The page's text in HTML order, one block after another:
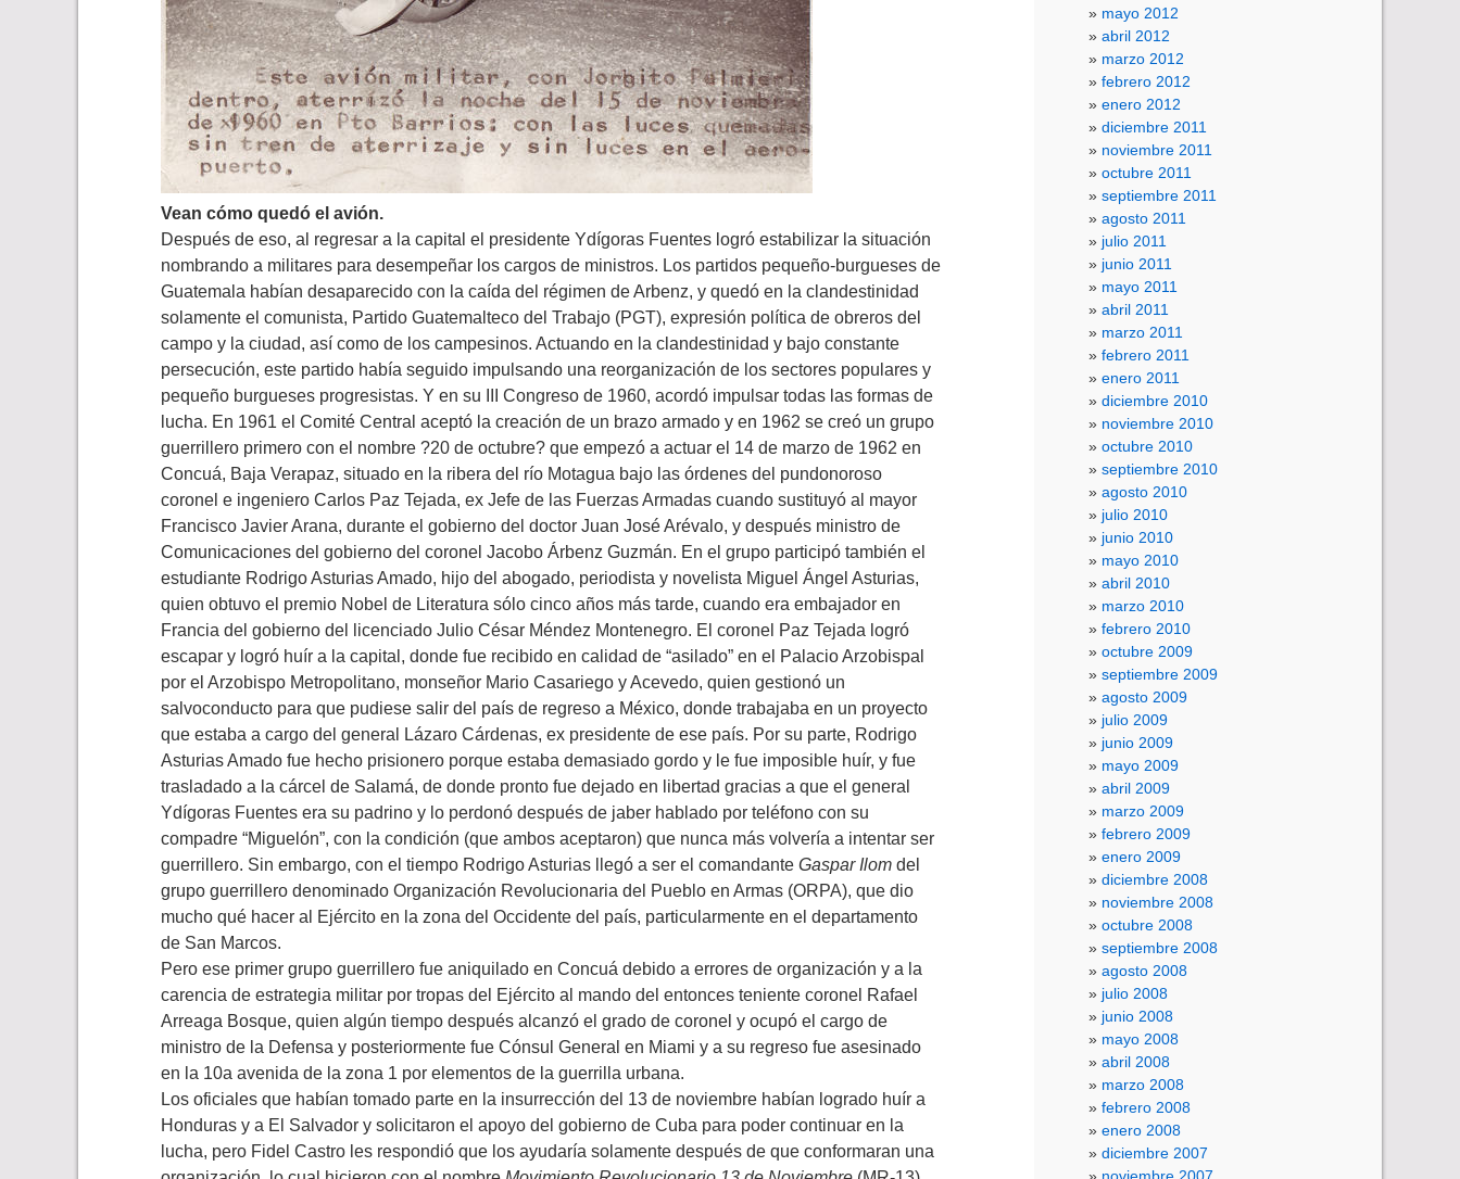
Vean cómo quedó el avión.
Después de eso, al regresar a la capital el presidente Ydígoras Fuentes logró estabilizar la situación
nombrando a militares para desempeñar los cargos de ministros. Los partidos pequeño-burgueses de
Guatemala habían desaparecido con la caída del régimen de Arbenz, y quedó en la clandestinidad
solamente el comunista, Partido Guatemalteco del Trabajo (PGT), expresión política de obreros del
campo y la ciudad, así como de los campesinos. Actuando en la clandestinidad y bajo constante
persecución, este partido había seguido impulsando una reorganización de los sectores populares y
pequeño burgueses progresistas. Y en su III Congreso de 1960, acordó impulsar todas las formas de
lucha. En 1961 el Comité Central aceptó la creación de un brazo armado y en 1962 se creó un grupo
guerrillero primero con el nombre ?20 de octubre? que empezó a actuar el 14 de marzo de 1962 en
Concuá, Baja Verapaz, situado en la ribera del río Motagua bajo las órdenes del pundonoroso
coronel e ingeniero Carlos Paz Tejada, ex Jefe de las Fuerzas Armadas cuando sustituyó al mayor
Francisco Javier Arana, durante el gobierno del doctor Juan José Arévalo, y después ministro de
Comunicaciones del gobierno del coronel Jacobo Árbenz Guzmán. En el grupo participó también el
estudiante Rodrigo Asturias Amado, hijo del abogado, periodista y novelista Miguel Ángel Asturias,
quien obtuvo el premio Nobel de Literatura sólo cinco años más tarde, cuando era embajador en
Francia del gobierno del licenciado Julio César Méndez Montenegro. El coronel Paz Tejada logró
escapar y logró huír a la capital, donde fue recibido en calidad de “asilado” en el Palacio Arzobispal
por el Arzobispo Metropolitano, monseñor Mario Casariego y Acevedo, quien gestionó un
salvoconducto para que pudiese salir del país de regreso a México, donde trabajaba en un proyecto
que estaba a cargo del general Lázaro Cárdenas, ex presidente de ese país. Por su parte, Rodrigo
Asturias Amado fue hecho prisionero porque estaba demasiado gordo y le fue imposible huír, y fue
trasladado a la cárcel de Salamá, de donde pronto fue dejado en libertad gracias a que el general
Ydígoras Fuentes era su padrino y lo perdonó después de jaber hablado por teléfono con su
compadre “Miguelón”, con la condición (que ambos aceptaron) que nunca más volvería a intentar ser
guerrillero. Sin embargo, con el tiempo Rodrigo Asturias llegó a ser el comandante Gaspar Ilom del
grupo guerrillero denominado Organización Revolucionaria del Pueblo en Armas (ORPA), que dio
mucho qué hacer al Ejército en la zona del Occidente del país, particularmente en el departamento
de San Marcos.
Pero ese primer grupo guerrillero fue aniquilado en Concuá debido a errores de organización y a la
carencia de estrategia militar por tropas del Ejército al mando del entonces teniente coronel Rafael
Arreaga Bosque, quien algún tiempo después alcanzó el grado de coronel y ocupó el cargo de
ministro de la Defensa y posteriormente fue Cónsul General en Miami y a su regreso fue asesinado
en la 10a avenida de la zona 1 por elementos de la guerrilla urbana.
Los oficiales que habían tomado parte en la insurrección del 13 de noviembre habían logrado huír a
Honduras y a El Salvador y solicitaron el apoyo del gobierno de Cuba para poder continuar en la
lucha, pero Fidel Castro les respondió que los ayudaría solamente después de que conformaran una
mayo 2012
abril 2012
marzo 2012
febrero 2012
enero 2012
diciembre 2011
noviembre 2011
octubre 2011
septiembre 2011
agosto 2011
julio 2011
junio 2011
mayo 2011
abril 2011
marzo 2011
febrero 2011
enero 2011
diciembre 2010
noviembre 2010
octubre 2010
septiembre 2010
agosto 2010
julio 2010
junio 2010
mayo 2010
abril 2010
marzo 2010
febrero 2010
octubre 2009
septiembre 2009
agosto 2009
julio 2009
junio 2009
mayo 2009
abril 2009
marzo 2009
febrero 2009
enero 2009
diciembre 2008
noviembre 2008
octubre 2008
septiembre 2008
agosto 2008
julio 2008
junio 2008
mayo 2008
abril 2008
marzo 2008
febrero 2008
enero 2008
diciembre 2007
noviembre 2007